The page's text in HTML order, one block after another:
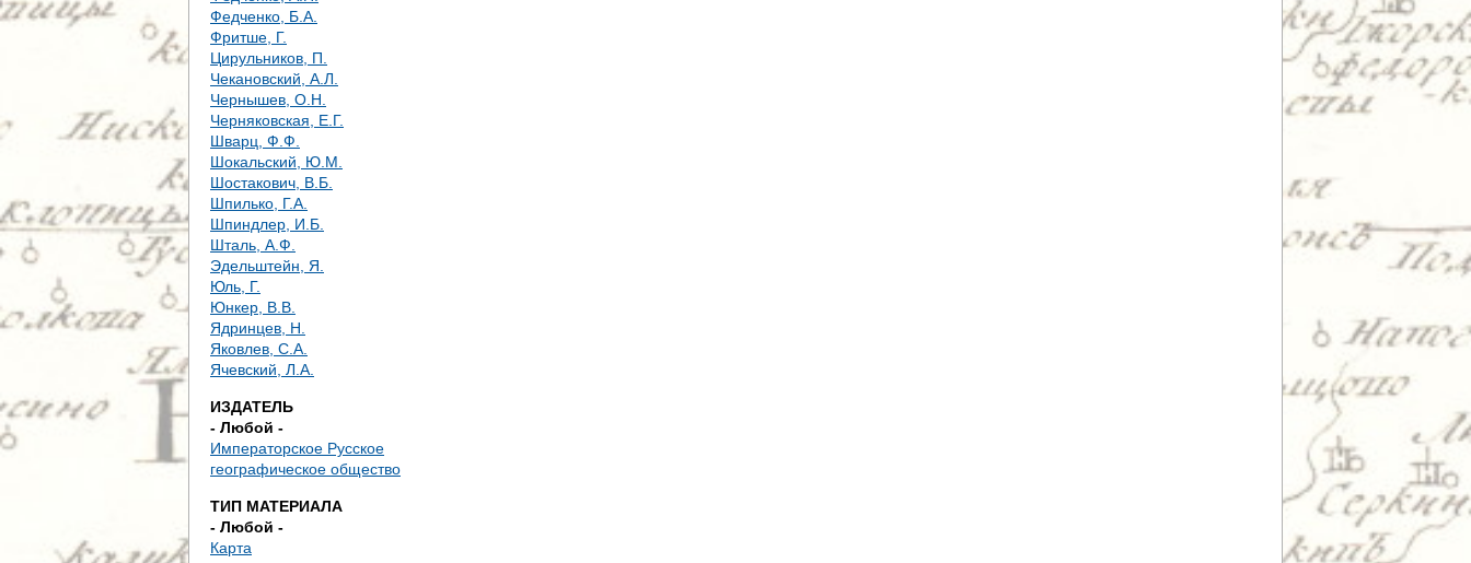
Федченко, Б.А.
Фритше, Г.
Цирульников, П.
Чекановский, А.Л.
Чернышев, О.Н.
Черняковская, Е.Г.
Шварц, Ф.Ф.
Шокальский, Ю.М.
Шостакович, В.Б.
Шпилько, Г.А.
Шпиндлер, И.Б.
Шталь, А.Ф.
Эдельштейн, Я.
Юль, Г.
Юнкер, В.В.
Ядринцев, Н.
Яковлев, С.А.
Ячевский, Л.А.
ИЗДАТЕЛЬ
- Любой -
Императорское Русское
географическое общество
ТИП МАТЕРИАЛА
- Любой -
Карта